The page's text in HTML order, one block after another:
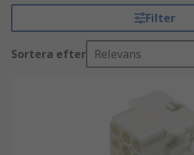
Krymphöljen formas efter den typ
kontakt de är avsedda att passa.
monteras på kretskortet med
krymphöljena, och höljet ger ett
att möjliggöra elektrisk strömflöde.
Typer av krymphöljen
Filter
Sortera efter Relevans